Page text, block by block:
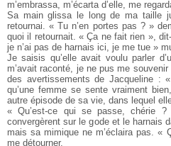
m’embrassa, m’écarta d’elle, me
Sa main glissa le long de ma taille
retournai. « Tu n’en portes pas ? »
quoi il retournait. « Ça ne fait rien »,
je n’ai pas de harnais ici, je me tue »
Je saisis qu’elle avait voulu parler
m’avait raconté, je ne pus me
des avertissements de Jacqueline :
qu’une femme se sente vraiment
autre épisode de sa vie, dans lequel
« Qu’est-ce qui se passe, chérie ?
convergèrent sur le gode et le harnais
mais sa mimique ne m’éclaira pas. «
me détourner.